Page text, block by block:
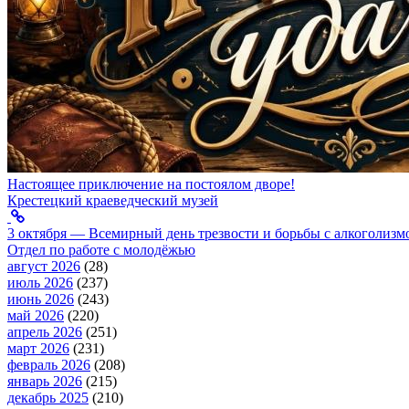
Настоящее приключение на постоялом дворе!
Крестецкий краеведческий музей
3 октября — Всемирный день трезвости и борьбы с
Отдел по работе с молодёжью
август 2026 (28)
июль 2026 (237)
июнь 2026 (243)
май 2026 (220)
апрель 2026 (251)
март 2026 (231)
февраль 2026 (208)
январь 2026 (215)
декабрь 2025 (210)